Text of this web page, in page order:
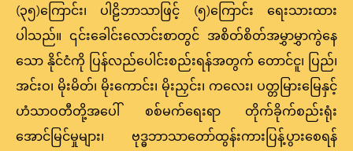
(၃၅)ကြောင်း၊ ပါဠိဘာသာဖြင့် (၅)ကြောင်း ရေးသားထား
ပါသည်။ ၎င်းခေါင်းလောင်းစာတွင် အစိတ်စိတ်အမွှာမွှာကွဲနေ
သော နိုင်ငံကို ပြန်လည်ပေါင်းစည်းရန်အတွက် တောင်ငူ၊ ပြည်၊
အင်းဝ၊ မိုးမိတ်၊ မိုးကောင်း၊ မိုးညှင်း၊ ကလေး၊ ပတ္တမြားမြေနှင့်
ဟံသာဝတီတို့အပေါ် စစ်မက်ရေးရာ တိုက်ခိုက်စည်းရုံး
အောင်မြင်မှုများ၊ ဗုဒ္ဓဘာသာတော်ထွန်းကားပြန့်ပွားစေရန်